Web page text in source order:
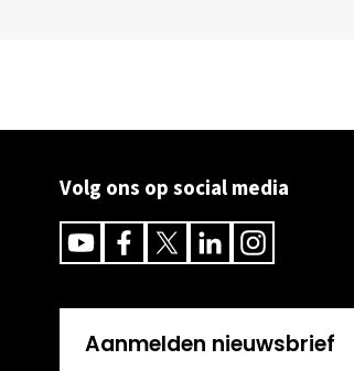
Volg ons op social media
YoutubeFacebookTwitterLinkedinInstagram
Aanmelden nieuwsbrief